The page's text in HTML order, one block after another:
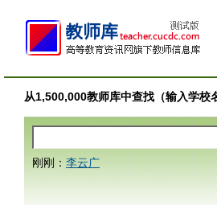
从1,500,000教师库中查找（输入学校
刚刚： 李云广